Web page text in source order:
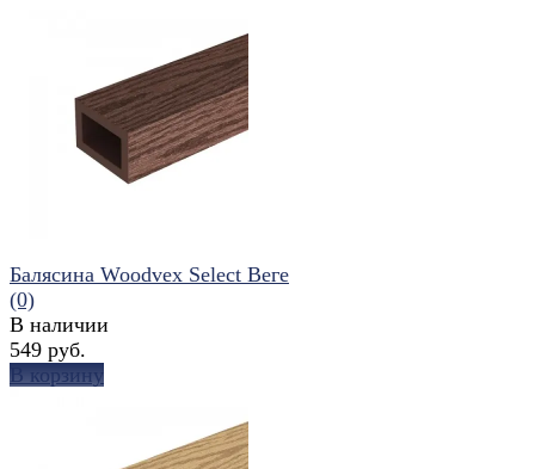
избранное сравнить
Балясина Woodvex Select Веге
(0)
В наличии
549 руб.
В корзину